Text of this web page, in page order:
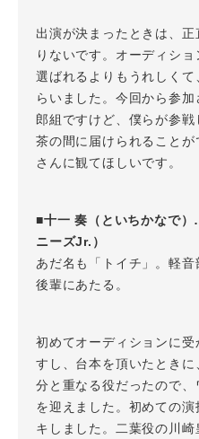
出演が決まったときは、
りないです。オーディシ
選ばれるよりもうれしく
らいました。今回から参
郎組ですけど、僕らが参
茶の間に届けられること
さんに観てほしいです。
■十一 奏（といちかなで
ニーズJr.）
あだ名も「トイチ」。軽
後輩にあたる。
初めてオーディションに
すし、台本を頂いたとき
分と重なる役だったので
を迎えました。初めての
キしました。二葉役の川